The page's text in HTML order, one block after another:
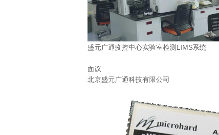
盛元广通疫控中心实验室检测LIMS系统
面议
北京盛元广通科技有限公司